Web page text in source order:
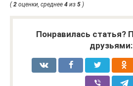
(2 оценки, среднее 4 из 5 )
Понравилась статья?
друзьями: